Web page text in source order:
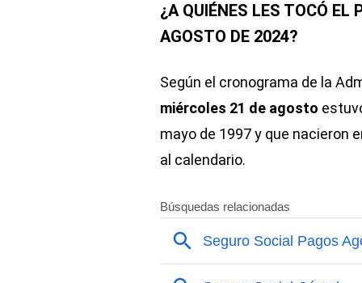
¿A QUIÉNES LES TOCÓ EL
AGOSTO DE 2024?
Según el cronograma de la
miércoles 21 de agosto
mayo de 1997 y que nacieron
al calendario.